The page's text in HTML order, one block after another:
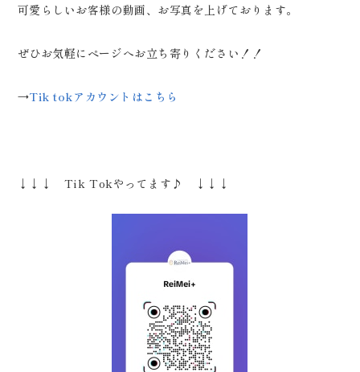
可愛らしいお客様の動画、お写真を上げております。
ぜひお気軽にページへお立ち寄りください！！
→Tik tokアカウントはこちら
↓↓↓ Tik Tokやってます♪ ↓↓↓